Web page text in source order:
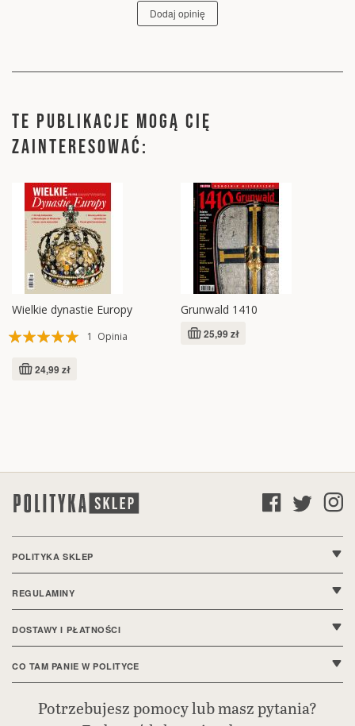
Dodaj opinię
TE PUBLIKACJE MOGĄ CIĘ
ZAINTERESOWAĆ:
Wielkie dynastie Europy
Ocena:
1 Opinia
24,99 zł
Grunwald 1410
25,99 zł
Potrzebujesz pomocy lub masz pytania?
POLITYKA SKLEP
REGULAMINY
Regulamin sklepu
Polityka prywatności
DOSTAWY I PŁATNOŚCI
Wysyłki i dostawy
Sposoby płatności
CO TAM PANIE W POLITYCE
Bieżące wydanie